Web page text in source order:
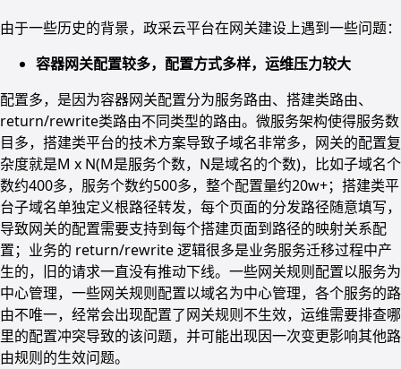
由于一些历史的背景，政采云平台在网关建设上遇到一些问题：
容器网关配置较多，配置方式多样，运维压力较大
配置多，是因为容器网关配置分为服务路由、搭建类路由、
return/rewrite类路由不同类型的路由。微服务架构使得服务数
目多，搭建类平台的技术方案导致子域名非常多，网关的配置复
杂度就是M x N(M是服务个数，N是域名的个数)，比如子域名个
数约400多，服务个数约500多，整个配置量约20w+；搭建类平
台子域名单独定义根路径转发，每个页面的分发路径随意填写，
导致网关的配置需要支持到每个搭建页面到路径的映射关系配
置；业务的 return/rewrite 逻辑很多是业务服务迁移过程中产
生的，旧的请求一直没有推动下线。一些网关规则配置以服务为
中心管理，一些网关规则配置以域名为中心管理，各个服务的路
由不唯一，经常会出现配置了网关规则不生效，运维需要排查哪
里的配置冲突导致的该问题，并可能出现因一次变更影响其他路
由规则的生效问题。